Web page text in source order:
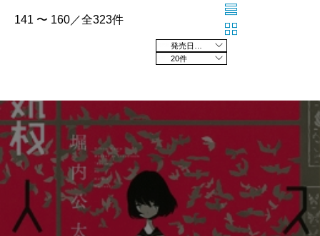
141 〜 160／全323件
20件